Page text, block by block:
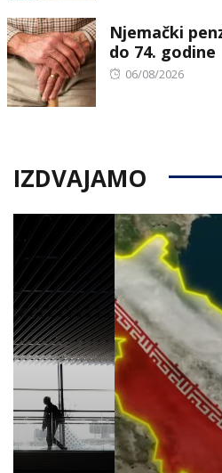
Njemački
do 74. godine
Posted
06/08/2026
IZDVAJAMO